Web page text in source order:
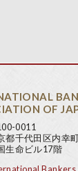
OF
0011
都千代田区内幸
生命ビル17階